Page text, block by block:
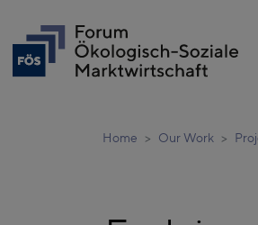
Home Our Work